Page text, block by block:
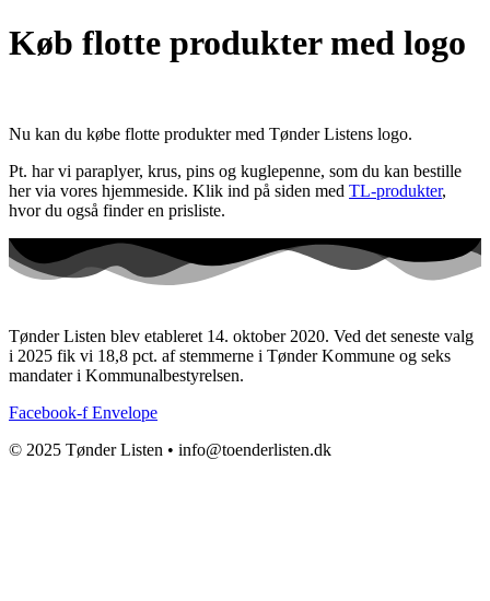
Køb flotte produkter med logo
Nu kan du købe flotte produkter med Tønder Listens logo.
Pt. har vi paraplyer, krus, pins og kuglepenne, som du kan bestille
her via vores hjemmeside. Klik ind på siden med TL-produkter,
hvor du også finder en prisliste.
Tønder Listen blev etableret 14. oktober 2020. Ved det seneste valg
i 2025 fik vi 18,8 pct. af stemmerne i Tønder Kommune og seks
mandater i Kommunalbestyrelsen.
Facebook-f Envelope
© 2025 Tønder Listen • info@toenderlisten.dk